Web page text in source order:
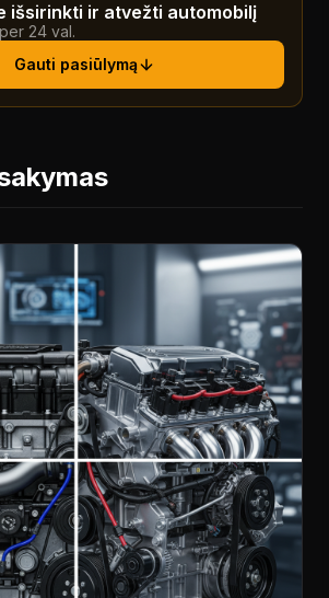
išsirinkti ir atvežti automobilį
24 val.
Gauti pasiūlymą